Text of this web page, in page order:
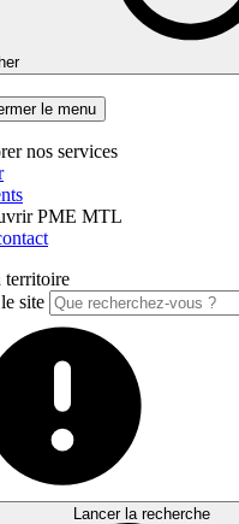
le menu
nos services
PME MTL
territoire
site
Lancer la recherche